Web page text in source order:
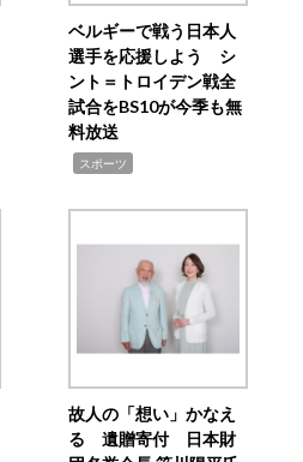
ベルギーで戦う日本人
選手を応援しよう シ
ント＝トロイデン戦全
試合をBS10が今季も無
料放送
スポーツ
故人の「想い」かなえ
る 遺贈寄付 日本財